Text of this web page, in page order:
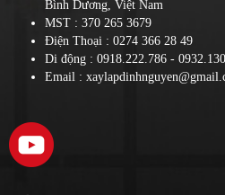
Bình Dương, Việt Nam
MST : 370 265 3679
Điện Thoại : 0274 366 28 49
Di động : 0918.222.786 -
Email :